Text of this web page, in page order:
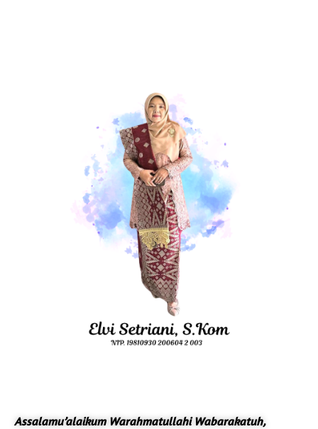
Assalamu’alaikum Warahmatullahi Wabarakatuh,